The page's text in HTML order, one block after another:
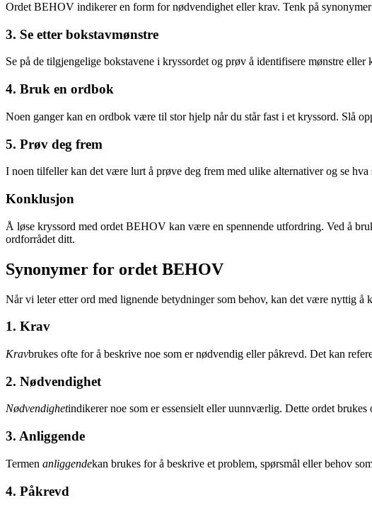
Ordet BEHOV indikerer en form for nødvendighet eller krav. Tenk på
3. Se etter bokstavmønstre
Se på de tilgjengelige bokstavene i kryssordet og prøv å identifisere mønstre
4. Bruk en ordbok
Noen ganger kan en ordbok være til stor hjelp når du står fast i et kryssord. Slå
5. Prøv deg frem
I noen tilfeller kan det være lurt å prøve deg frem med ulike alternativer og se
Konklusjon
Å løse kryssord med ordet BEHOV kan være en spennende utfordring. Ved å
ordforrådet ditt.
Synonymer for ordet BEHOV
Når vi leter etter ord med lignende betydninger som behov, kan det være nyttig
1. Krav
Kravbrukes ofte for å beskrive noe som er nødvendig eller påkrevd. Det kan
2. Nødvendighet
Nødvendighetindikerer noe som er essensielt eller uunnværlig. Dette ordet
3. Anliggende
Termen anliggendekan brukes for å beskrive et problem, spørsmål eller behov
4. Påkrevd